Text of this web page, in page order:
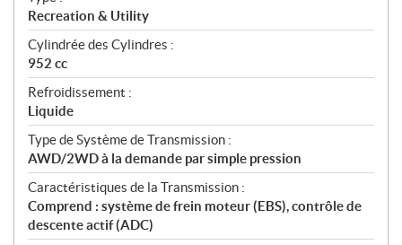
a
t
i
o
n
s
Recreation & Utility
Cylindrée des Cylindres :
952 cc
Refroidissement :
Liquide
Type de Système de Transmission :
AWD/2WD à la demande par simple pression
Caractéristiques de la Transmission :
Comprend : système de frein moteur (EBS), contrôle de
descente actif (ADC)